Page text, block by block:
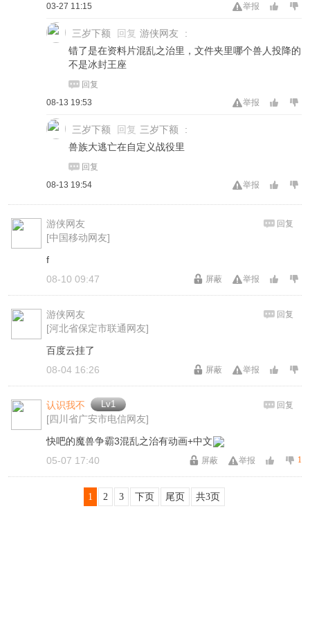
举报
03-27 11:15
三岁下额 回复 游侠网友
:
错了是在资料片混乱之治里，文件夹里哪个兽人投降的
不是冰封王座
回复
举报
08-13 19:53
三岁下额 回复 三岁下额
:
兽族大逃亡在自定义战役里
回复
举报
08-13 19:54
游侠网友
[中国移动网友]
回复
f
举报
屏蔽
08-10 09:47
游侠网友
[河北省保定市联通网友]
回复
百度云挂了
举报
屏蔽
08-04 16:26
认识我不 Lv1
[四川省广安市电信网友]
回复
快吧的魔兽争霸3混乱之治有动画+中文
1
举报
屏蔽
05-07 17:40
1 2 3 下页 尾页 共3页